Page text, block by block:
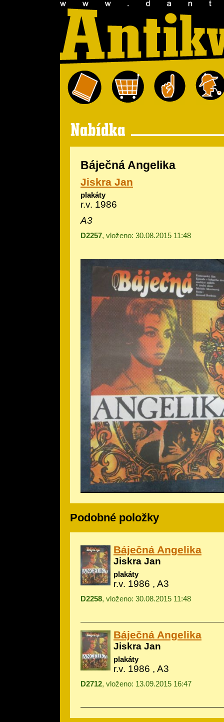
Báječná Angelika
Jiskra Jan
plakáty
r.v. 1986
A3
D2257, vloženo: 30.08.2015 11:48
Podobné položky
Báječná Angelika
Jiskra Jan
plakáty
r.v. 1986 , A3
D2258, vloženo: 30.08.2015 11:48
Báječná Angelika
Jiskra Jan
plakáty
r.v. 1986 , A3
D2712, vloženo: 13.09.2015 16:47